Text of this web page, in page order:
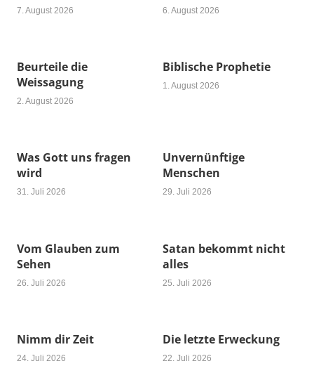
7. August 2026 6. August 2026
Beurteile die
Weissagung
2. August 2026
Biblische Prophetie
1. August 2026
Was Gott uns fragen
wird
31. Juli 2026
Unvernünftige
Menschen
29. Juli 2026
Vom Glauben zum
Sehen
26. Juli 2026
Satan bekommt nicht
alles
25. Juli 2026
Nimm dir Zeit
24. Juli 2026
Die letzte Erweckung
22. Juli 2026